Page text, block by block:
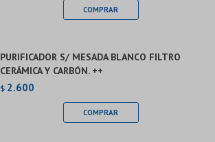
PURIFICADOR S/ MESADA BLANCO FILTRO
CERÁMICA Y CARBÓN. ++
$ 2.600